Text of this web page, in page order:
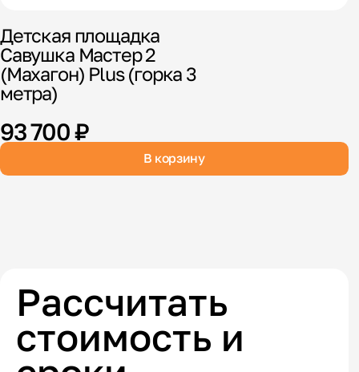
Детская площадка
Савушка Мастер 2
(Махагон) Plus (горка 3
метра)
93 700 ₽
В корзину
Рассчитать
стоимость и